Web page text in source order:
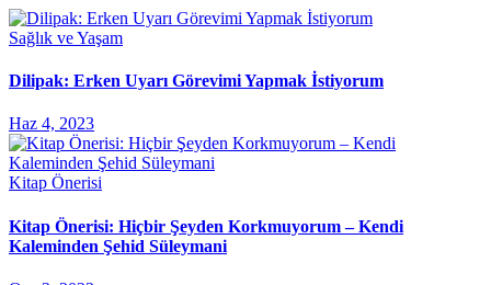
Sağlık ve Yaşam
Dilipak: Erken Uyarı Görevimi Yapmak İstiyorum
Haz 4, 2023
Kitap Önerisi
Kitap Önerisi: Hiçbir Şeyden Korkmuyorum – Kendi
Kaleminden Şehid Süleymani